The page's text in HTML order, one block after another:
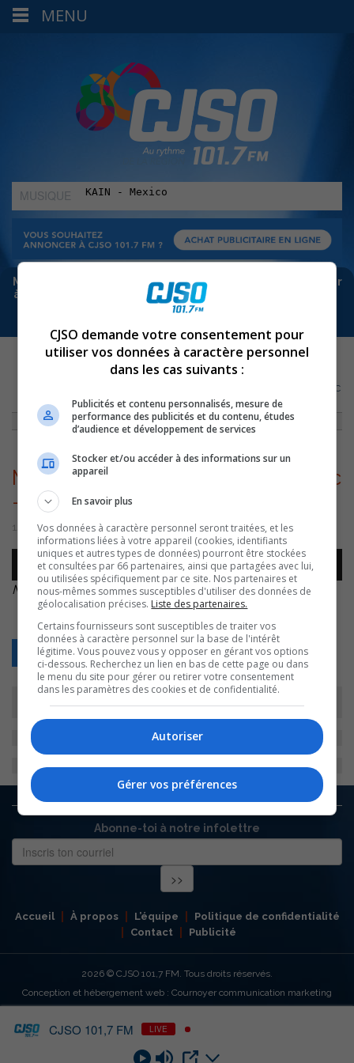
MUSIQUE
:
Meta bloque les infos sur Facebook. Pour ne rien manquer
à Sorel-Tracy et la région, abonne-toi à notre infolettre :
LA SUCCURSALE CONTRECOEUROISE DE CANAC
INAUGURÉE» MAUD ALLAIRE – INAUGURATION CANAC – 20220112
Maud Allaire – Inauguration Canac
– 20220112
12 janvier 2023 | Par Sylvain Rochon
Lecteur
audio
00:00 00:00
Maud Allaire – Inauguration Canac – 20220112.
Retour
Abonne-toi à notre infolettre
Accueil À propos L’équipe
Politique de confidentialité
Contact
Publicité
2026 © CJSO 101,7 FM. Tous droits réservés.
Conception et hébergement web : Cournoyer communication marketing
CJSO 101,7 FM LIVE
MENU
CJSO demande votre consentement pour
utiliser vos données à caractère personnel
dans les cas suivants :
Publicités et contenu personnalisés, mesure de
performance des publicités et du contenu, études
d’audience et développement de services
Stocker et/ou accéder à des informations sur un
appareil
En savoir plus
Vos données à caractère personnel seront traitées, et les
informations liées à votre appareil (cookies, identifiants
uniques et autres types de données) pourront être stockées
et consultées par 66 partenaires, ainsi que partagées avec lui,
ou utilisées spécifiquement par ce site. Nos partenaires et
nous-mêmes sommes susceptibles d'utiliser des données de
géolocalisation précises. Liste des partenaires.
Certains fournisseurs sont susceptibles de traiter vos
données à caractère personnel sur la base de l'intérêt
légitime. Vous pouvez vous y opposer en gérant vos options
ci-dessous. Recherchez un lien en bas de cette page ou dans
le menu du site pour gérer ou retirer votre consentement
dans les paramètres des cookies et de confidentialité.
Autoriser
Gérer vos préférences